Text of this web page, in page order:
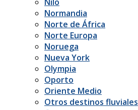
Normandia
Norte de África
Norte Europa
Noruega
Nueva York
Olympia
Oporto
Oriente Medio
Otros destinos fluviales